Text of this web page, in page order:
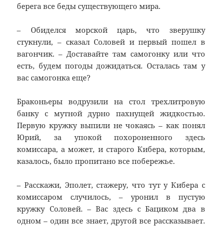
берега все беды существующего мира.
– Обиделся морской царь, что зверушку
стукнули, – сказал Соловей и первый пошел в
вагончик. – Доставайте там самогонку или что
есть, будем погоды дожидаться. Осталась там у
вас самогонка еще?
Браконьеры водрузили на стол трехлитровую
банку с мутной дурно пахнущей жидкостью.
Первую кружку выпили не чокаясь – как понял
Юрий, за упокой похороненного здесь
комиссара, а может, и старого Кибера, которым,
казалось, было пропитано все побережье.
– Расскажи, Эполет, стажеру, что тут у Кибера с
комиссаром случилось, – уронил в пустую
кружку Соловей. – Вас здесь с Бациком два в
одном – один все знает, другой все рассказывает.